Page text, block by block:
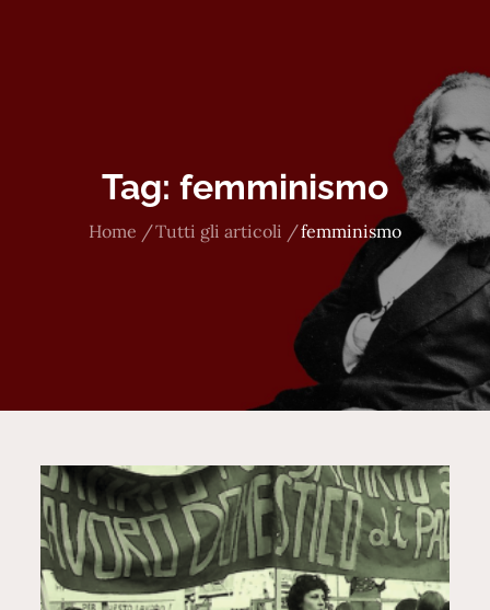
Tag: femminismo
Home Tutti gli articoli femminismo